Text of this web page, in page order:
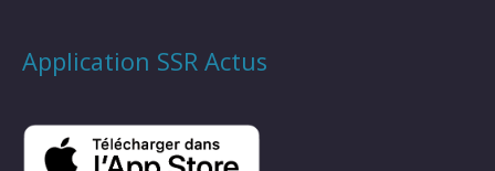
Application SSR Actus